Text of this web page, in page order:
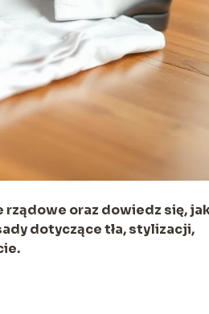
oraz dowiedz się,
dotyczące tła, stylizacji,